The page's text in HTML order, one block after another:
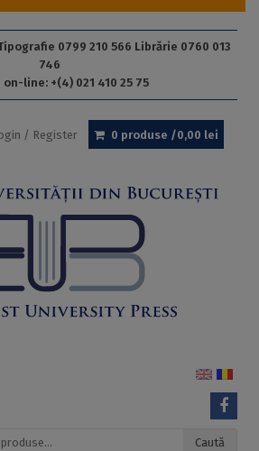
0799 210 566 Librărie 0760 013
746
on-line: +(4) 021 410 25 75
/ Register 0 produse /0,00 lei
Caută